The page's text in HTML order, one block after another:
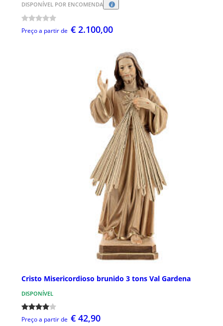
DISPONÍVEL POR ENCOMENDA
Preço a partir de € 2.100,00
Cristo Misericordioso brunido 3 tons Val Gardena
DISPONÍVEL
Preço a partir de € 42,90